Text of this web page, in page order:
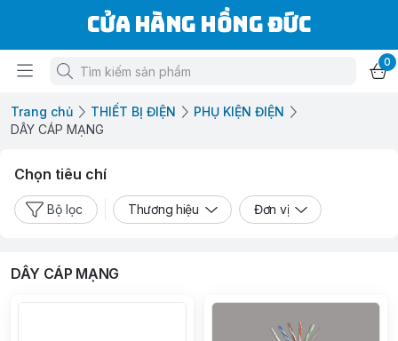
Cửa Hàng Hồng Đức
0
Trang chủ THIẾT BỊ ĐIỆN
PHỤ KIỆN ĐIỆN
DÂY CÁP MẠNG
Chọn tiêu chí
Bộ lọc Thương hiệu Đơn vị
DÂY CÁP MẠNG